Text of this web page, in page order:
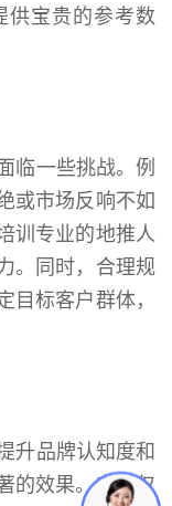
供宝贵的参考数
临一些挑战。例
或市场反响不如
训专业的地推人
。同时，合理规
目标客户群体，
升品牌认知度和
的效果。它不仅